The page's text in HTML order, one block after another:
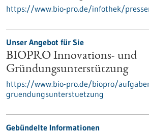
https://www.bio-pro.de/infothek/
Unser Angebot für Sie
BIOPRO Innovations- und
Gründungsunterstützung
https://www.bio-pro.de/biopro/
gruendungsunterstuetzung
Gebündelte Informationen